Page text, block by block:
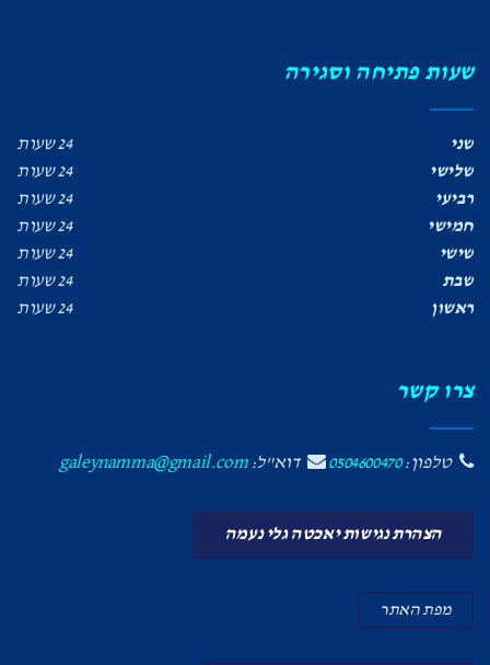
שעות פתיחה וסגירה
שני
24 שעות
שלישי
24 שעות
רביעי
24 שעות
חמישי
24 שעות
שישי
24 שעות
שבת
24 שעות
ראשון
24 שעות
צרו קשר
טלפון:0504600470 דוא"ל:galeynamma@gmail.com
הצהרת נגישות יאכטה גלי נעמה
מפת האתר